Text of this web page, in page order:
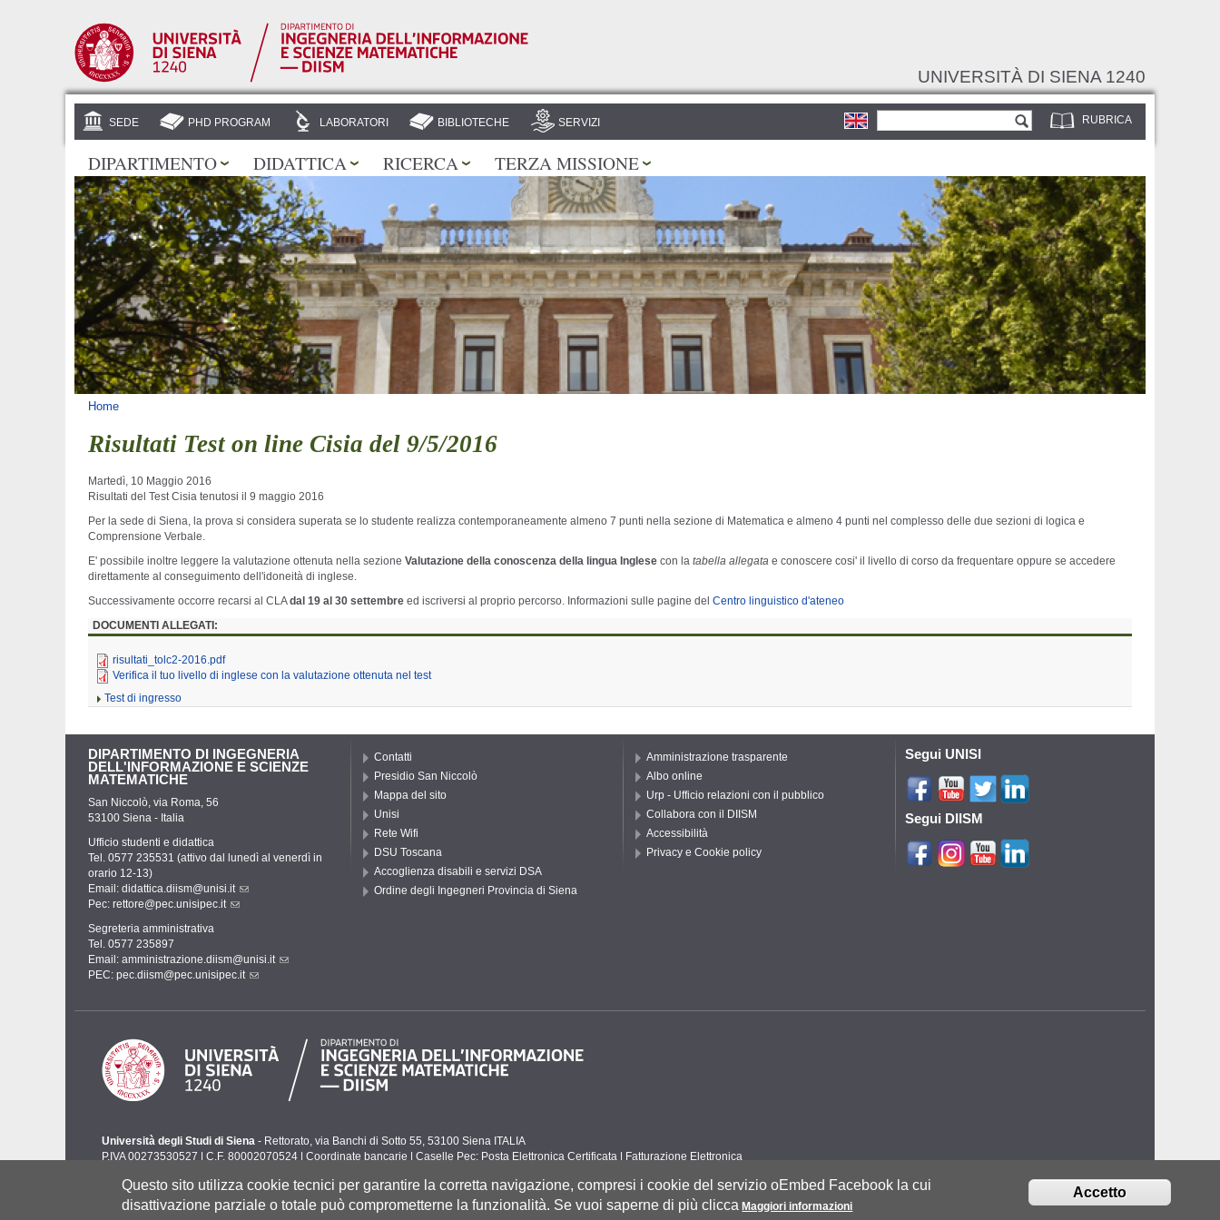
UNIVERSITÀ DI SIENA 1240
RUBRICA
Form di ricerca
SEDE PHD PROGRAM LABORATORI BIBLIOTECHE SERVIZI
DIPARTIMENTO DIDATTICA RICERCA TERZA MISSIONE
Tu sei qui
Home
Risultati Test on line Cisia del 9/5/2016
Martedì, 10 Maggio 2016
Risultati del Test Cisia tenutosi il 9 maggio 2016
Per la sede di Siena, la prova si considera superata se lo studente realizza contemporaneamente almeno 7 punti nella sezione di Matematica e almeno 4 punti nel complesso delle due sezioni di logica e
Comprensione Verbale.
E' possibile inoltre leggere la valutazione ottenuta nella sezione Valutazione della conoscenza della lingua Inglese con la tabella allegata e conoscere cosi' il livello di corso da frequentare oppure se accedere
direttamente al conseguimento dell'idoneità di inglese.
Successivamente occorre recarsi al CLAdal 19 al 30 settembre ed iscriversi al proprio percorso. Informazioni sulle pagine del Centro linguistico d'ateneo
DOCUMENTI ALLEGATI:
risultati_tolc2-2016.pdf
Verifica il tuo livello di inglese con la valutazione ottenuta nel test
Test di ingresso
DIPARTIMENTO DI INGEGNERIA
DELL'INFORMAZIONE E SCIENZE
MATEMATICHE
San Niccolò, via Roma, 56
53100 Siena - Italia
Ufficio studenti e didattica
Tel. 0577 235531 (attivo dal lunedì al venerdì in
orario 12-13)
Email: didattica.diism@unisi.it
Pec: rettore@pec.unisipec.it
Segreteria amministrativa
Tel. 0577 235897
Email: amministrazione.diism@unisi.it
PEC: pec.diism@pec.unisipec.it
Contatti
Presidio San Niccolò
Mappa del sito
Unisi
Rete Wifi
DSU Toscana
Accoglienza disabili e servizi DSA
Ordine degli Ingegneri Provincia di Siena
Amministrazione trasparente
Albo online
Urp - Ufficio relazioni con il pubblico
Collabora con il DIISM
Accessibilità
Privacy e Cookie policy
Segui UNISI
Segui DIISM
Università degli Studi di Siena - Rettorato, via Banchi di Sotto 55, 53100 Siena ITALIA
P.IVA 00273530527 | C.F. 80002070524 | Coordinate bancarie Caselle Pec: Posta Elettronica Certificata
Fatturazione Elettronica
Questo sito utilizza cookie tecnici per garantire la corretta navigazione, compresi i cookie del servizio oEmbed Facebook la cui
disattivazione parziale o totale può comprometterne la funzionalità. Se vuoi saperne di più clicca Maggiori informazioni
Accetto